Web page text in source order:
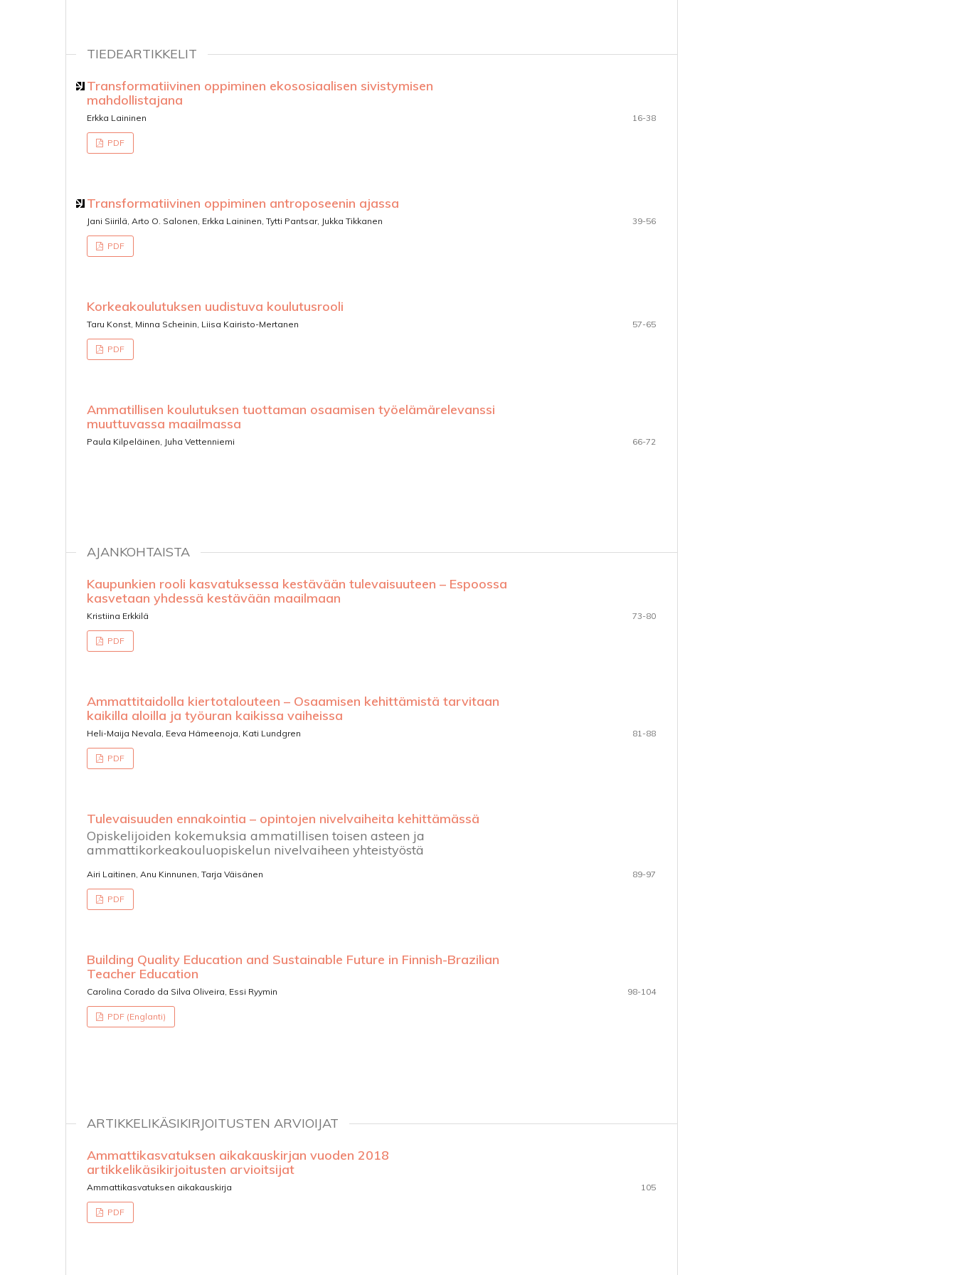
TIEDEARTIKKELIT
Transformatiivinen oppiminen ekososiaalisen sivistymisen
mahdollistajana
Erkka Laininen 16-38
PDF
Transformatiivinen oppiminen antroposeenin ajassa
Jani Siirilä, Arto O. Salonen, Erkka Laininen, Tytti Pantsar, Jukka Tikkanen 39-56
PDF
Korkeakoulutuksen uudistuva koulutusrooli
Taru Konst, Minna Scheinin, Liisa Kairisto-Mertanen 57-65
PDF
Ammatillisen koulutuksen tuottaman osaamisen työelämärelevanssi
muuttuvassa maailmassa
Paula Kilpeläinen, Juha Vettenniemi 66-72
AJANKOHTAISTA
Kaupunkien rooli kasvatuksessa kestävään tulevaisuuteen – Espoossa
kasvetaan yhdessä kestävään maailmaan
Kristiina Erkkilä 73-80
PDF
Ammattitaidolla kiertotalouteen – Osaamisen kehittämistä tarvitaan
kaikilla aloilla ja työuran kaikissa vaiheissa
Heli-Maija Nevala, Eeva Hämeenoja, Kati Lundgren 81-88
PDF
Tulevaisuuden ennakointia – opintojen nivelvaiheita kehittämässä
Opiskelijoiden kokemuksia ammatillisen toisen asteen ja
ammattikorkeakouluopiskelun nivelvaiheen yhteistyöstä
Airi Laitinen, Anu Kinnunen, Tarja Väisänen 89-97
PDF
Building Quality Education and Sustainable Future in Finnish-Brazilian
Teacher Education
Carolina Corado da Silva Oliveira, Essi Ryymin 98-104
PDF (Englanti)
ARTIKKELIKÄSIKIRJOITUSTEN ARVIOIJAT
Ammattikasvatuksen aikakauskirjan vuoden 2018
artikkelikäsikirjoitusten arvioitsijat
Ammattikasvatuksen aikakauskirja 105
PDF